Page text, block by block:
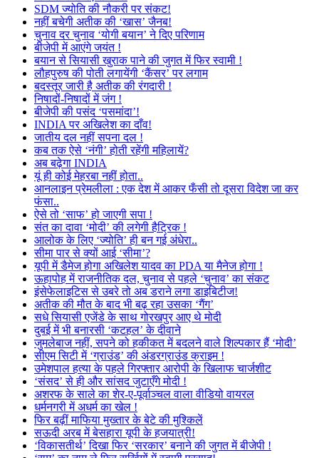
SDM ज्योति की नौकरी पर संकट!
नहीं बचेगी अतीक की ‘खास’ जैनब!
चुनाव दर चुनाव ‘योगी बयान’ ने दिए परिणाम
बीजेपी में आएंगे जयंत !
बयान से सियासी खुराक पाने की जुगत में फिर स्वामी !
लौहपुरुष की पोती लगायेंगी ‘कैंसर’ पर लगाम
बदस्तूर जारी है अतीक की रंगदारी !
निषादों-निषादों में जंग !
बीजेपी की पसंद ‘पसमांदा’!
INDIA पर अखिलेश का दाँव!
जातीय दल नहीं सपना दल !
कब तक ऐसे ‘नंगी’ होती रहेंगी महिलायें?
अब बढ़ेगा INDIA
यूं ही कोई मेहरबा नहीं होता..
आनलाइन प्रेमलीला : एक देश में आकर फँसी तो दूसरा विदेश जा कर
फंसा..
ऐसे तो ‘साफ’ हो जाएगी सपा !
संत का दावा ‘मोदी’ की लगेगी हैट्रिक !
आलोक के लिए ‘ज्योति’ ही बन गई अंधेरा..
सीमा पार से क्यों आई ‘सीमा’?
यूपी में डैमेज होगा अखिलेश यादव का PDA या मैनेज होगा !
ऊहापोह में राजनीतिक दल, चुनाव से पहले ‘चुनाव’ का संकट
इंसेफेलाइटिस से उबरे तो अब डराने लगा डाइबिटीज!
अतीक की मौत के बाद भी बढ़ रहा उसका ‘गैंग’
सधे सियासी एजेंडे के साथ गोरखपुर आए थे मोदी
दुबई में भी बनारसी ‘कटहल’ के दीवाने
जुमलेबाज नहीं, सपने को हकीकत में बदलने वाले शिल्पकार हैं ‘मोदी’
सीएम सिटी में ‘ग्राउंड’ की अंडरग्राउंड क्राइम !
उमेशपाल हत्या के पहले गिरफ्तार आरोपी के खिलाफ चार्जशीट
‘संसद’ से ही और सांसद जुटाएँगे मोदी !
अशरफ के साले का शेर-ए-पूर्वाञ्चल वाला वीडियो वायरल
धर्मनगरी में अधर्म का खेल !
फिर बढ़ीं माफिया मुख्तार के बेटे की मुश्किलें
सऊदी अरब में बेसहारा यूपी के हजयात्री!
‘विकासतीर्थ’ दिखा फिर ‘सरकार’ बनाने की जुगत में बीजेपी !